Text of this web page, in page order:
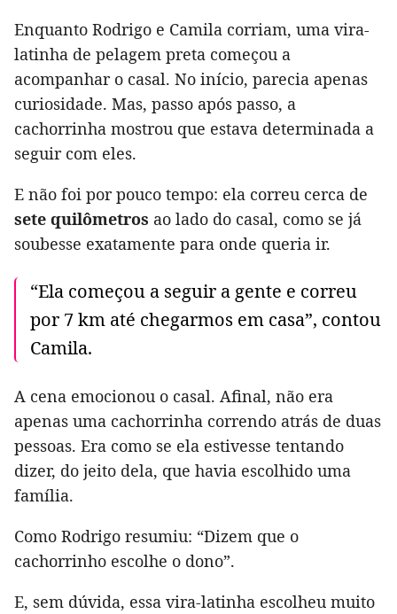
Enquanto Rodrigo e Camila corriam, uma vira-
latinha de pelagem preta começou a
acompanhar o casal. No início, parecia apenas
curiosidade. Mas, passo após passo, a
cachorrinha mostrou que estava determinada a
seguir com eles.
E não foi por pouco tempo: ela correu cerca de
sete quilômetros ao lado do casal, como se já
soubesse exatamente para onde queria ir.
“Ela começou a seguir a gente e correu
por 7 km até chegarmos em casa”, contou
Camila.
A cena emocionou o casal. Afinal, não era
apenas uma cachorrinha correndo atrás de duas
pessoas. Era como se ela estivesse tentando
dizer, do jeito dela, que havia escolhido uma
família.
Como Rodrigo resumiu: “Dizem que o
cachorrinho escolhe o dono”.
E, sem dúvida, essa vira-latinha escolheu muito